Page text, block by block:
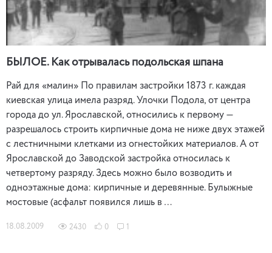
БЫЛОЕ. Как отрывалась подольская шпана
Рай для «малин» По правилам застройки 1873 г. каждая
киевская улица имела разряд. Улочки Подола, от центра
города до ул. Ярославской, относились к первому —
разрешалось строить кирпичные дома не ниже двух этажей
с лестничными клетками из огнестойких материалов. А от
Ярославской до Заводской застройка относилась к
четвертому разряду. Здесь можно было возводить и
одноэтажные дома: кирпичные и деревянные. Булыжные
мостовые (асфальт появился лишь в …
18.08.2009 2430 0 1